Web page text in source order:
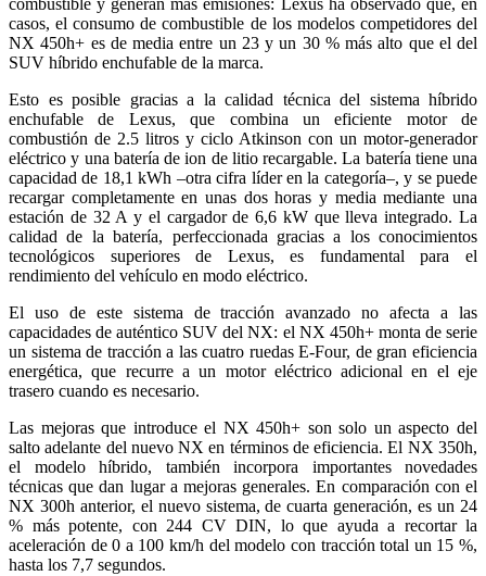
combustible y generan más emisiones: Lexus ha observado que, en
casos, el consumo de combustible de los modelos competidores del
NX 450h+ es de media entre un 23 y un 30 % más alto que el del
SUV híbrido enchufable de la marca.
Esto es posible gracias a la calidad técnica del sistema híbrido
enchufable de Lexus, que combina un eficiente motor de
combustión de 2.5 litros y ciclo Atkinson con un motor-generador
eléctrico y una batería de ion de litio recargable. La batería tiene una
capacidad de 18,1 kWh –otra cifra líder en la categoría–, y se puede
recargar completamente en unas dos horas y media mediante una
estación de 32 A y el cargador de 6,6 kW que lleva integrado. La
calidad de la batería, perfeccionada gracias a los conocimientos
tecnológicos superiores de Lexus, es fundamental para el
rendimiento del vehículo en modo eléctrico.
El uso de este sistema de tracción avanzado no afecta a las
capacidades de auténtico SUV del NX: el NX 450h+ monta de serie
un sistema de tracción a las cuatro ruedas E-Four, de gran eficiencia
energética, que recurre a un motor eléctrico adicional en el eje
trasero cuando es necesario.
Las mejoras que introduce el NX 450h+ son solo un aspecto del
salto adelante del nuevo NX en términos de eficiencia. El NX 350h,
el modelo híbrido, también incorpora importantes novedades
técnicas que dan lugar a mejoras generales. En comparación con el
NX 300h anterior, el nuevo sistema, de cuarta generación, es un 24
% más potente, con 244 CV DIN, lo que ayuda a recortar la
aceleración de 0 a 100 km/h del modelo con tracción total un 15 %,
hasta los 7,7 segundos.